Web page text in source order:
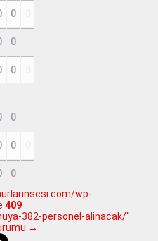
0
0
0
0
0
0
wp-
409
382-personel-alinacak/"
→